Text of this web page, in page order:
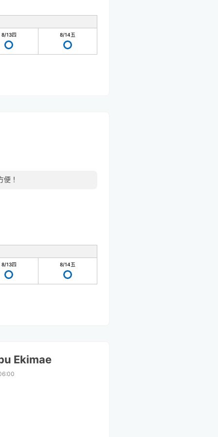
8/13四 8/14五
！
8/13四 8/14五
Ekimae